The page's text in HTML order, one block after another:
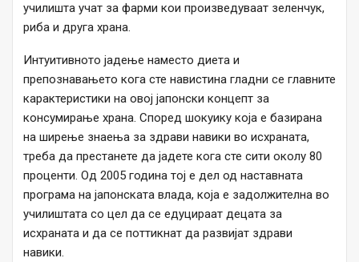
училишта учат за фарми кои произведуваат зеленчук,
риба и друга храна.
Интуитивното јадење наместо диета и
препознавањето кога сте навистина гладни се главните
карактеристики на овој јапонски концепт за
консумирање храна. Според шокуику која е базирана
на ширење знаења за здрави навики во исхраната,
треба да престанете да јадете кога сте сити околу 80
проценти. Од 2005 година тој е дел од наставната
програма на јапонската влада, која е задолжителна во
училиштата со цел да се едуцираат децата за
исхраната и да се поттикнат да развијат здрави
навики.